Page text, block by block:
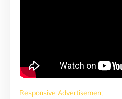
Responsive Advertisement